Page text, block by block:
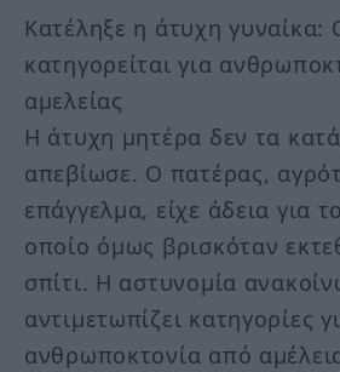
Κατέληξε η άτυχη γυναίκα:
κατηγορείται για
αμελείας
Η άτυχη μητέρα δεν τα
απεβίωσε. Ο πατέρας,
επάγγελμα, είχε άδεια για
οποίο όμως βρισκόταν
σπίτι. Η αστυνομία
αντιμετωπίζει κατηγορίες
ανθρωποκτονία από